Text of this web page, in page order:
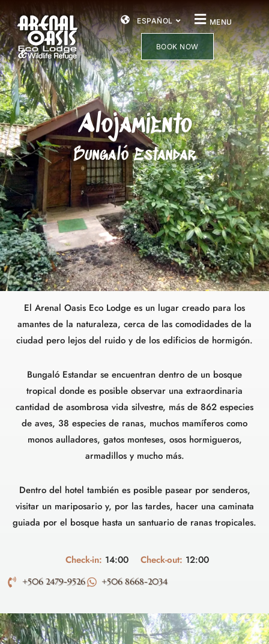
ESPAÑOL MENU
BOOK NOW
Alojamiento
Bungaló Estandar
El Arenal Oasis Eco Lodge es un lugar creado para los
amantes de la naturaleza, cerca de las comodidades de la
ciudad pero lejos del ruido y de los edificios de hormigón.
Bungaló Estandar se encuentran dentro de un bosque
tropical donde es posible observar una extraordinaria
cantidad de asombrosa vida silvestre, más de 862 especies
de aves, 38 especies de ranas, muchos mamíferos como
monos aulladores, gatos monteses, osos hormigueros,
armadillos y mucho más.
Dentro del hotel también es posible pasear por senderos,
visitar un mariposario y, por las tardes, hacer una caminata
guiada por el bosque hasta un santuario de ranas tropicales.
Check-in: 14:00 Check-out: 12:00
+506 2479-9526 +506 8668-2034